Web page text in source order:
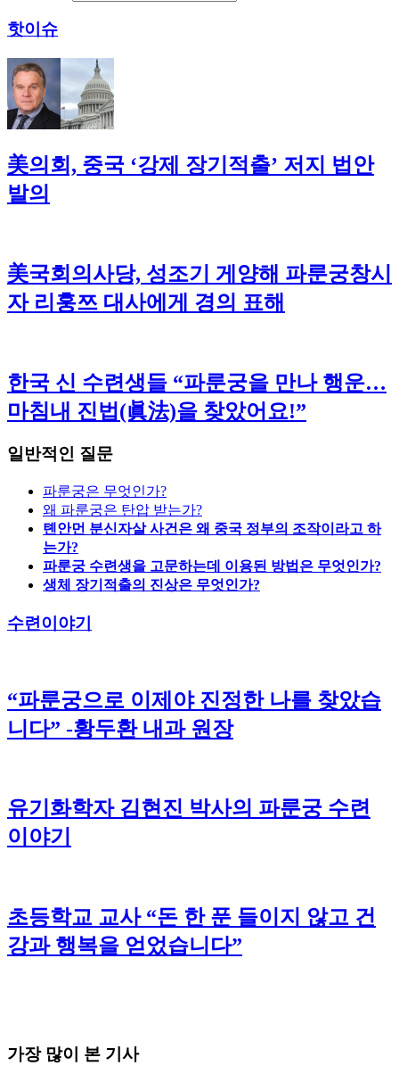
핫이슈
美의회, 중국 ‘강제 장기적출’ 저지 법안
발의
美국회의사당, 성조기 게양해 파룬궁창시
자 리훙쯔 대사에게 경의 표해
한국 신 수련생들 “파룬궁을 만나 행운…
마침내 진법(眞法)을 찾았어요!”
일반적인 질문
파룬궁은 무엇인가?
왜 파룬궁은 탄압 받는가?
톈안먼 분신자살 사건은 왜 중국 정부의 조작이라고 하
는가?
파룬궁 수련생을 고문하는데 이용된 방법은 무엇인가?
생체 장기적출의 진상은 무엇인가?
수련이야기
“파룬궁으로 이제야 진정한 나를 찾았습
니다” -황두환 내과 원장
유기화학자 김현진 박사의 파룬궁 수련
이야기
초등학교 교사 “돈 한 푼 들이지 않고 건
강과 행복을 얻었습니다”
가장 많이 본 기사